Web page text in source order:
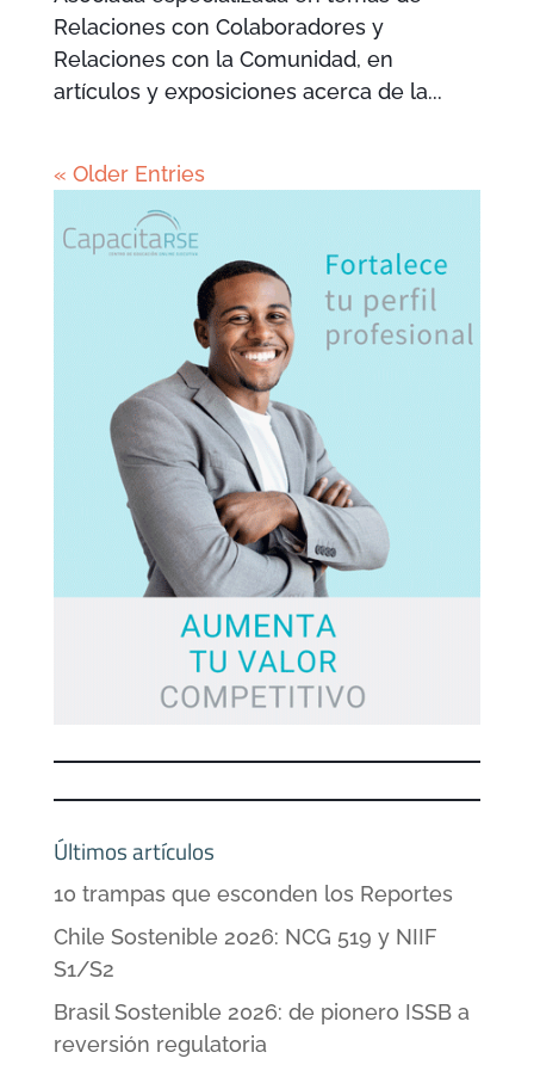
Relaciones con Colaboradores y
Relaciones con la Comunidad, en
artículos y exposiciones acerca de la...
« Older Entries
Últimos artículos
10 trampas que esconden los Reportes
Chile Sostenible 2026: NCG 519 y NIIF
S1/S2
Brasil Sostenible 2026: de pionero ISSB a
reversión regulatoria